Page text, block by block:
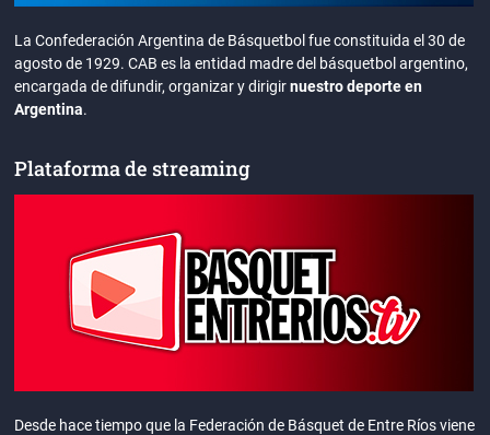
La Confederación Argentina de Básquetbol fue constituida el 30 de
agosto de 1929. CAB es la entidad madre del básquetbol argentino,
encargada de difundir, organizar y dirigirnuestro deporte en
Argentina.
Plataforma de streaming
Desde hace tiempo que la Federación de Básquet de Entre Ríos viene